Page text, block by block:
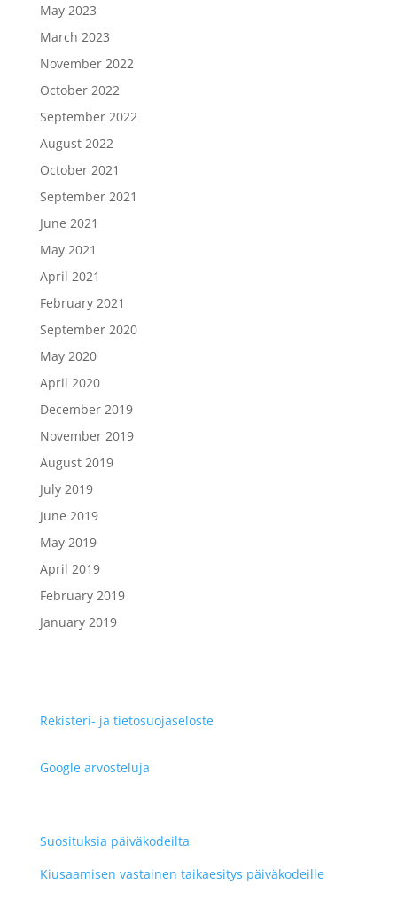
May 2023
March 2023
November 2022
October 2022
September 2022
August 2022
October 2021
September 2021
June 2021
May 2021
April 2021
February 2021
September 2020
May 2020
April 2020
December 2019
November 2019
August 2019
July 2019
June 2019
May 2019
April 2019
February 2019
January 2019
Rekisteri- ja tietosuojaseloste
Google arvosteluja
Suosituksia päiväkodeilta
Kiusaamisen vastainen taikaesitys päiväkodeille